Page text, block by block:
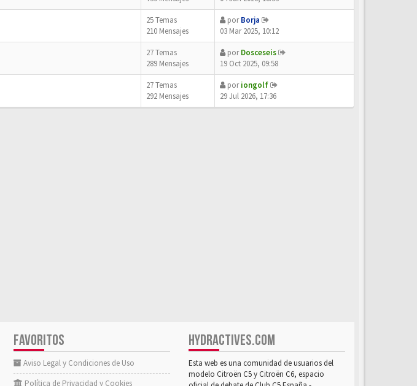
25 Temas
210 Mensajes
porBorja
03 Mar 2025, 10:12
27 Temas
289 Mensajes
porDosceseis
19 Oct 2025, 09:58
27 Temas
292 Mensajes
poriongolf
29 Jul 2026, 17:36
FAVORITOS
Aviso Legal y Condiciones de Uso
Política de Privacidad y Cookies
HYDRACTIVES.COM
Esta web es una comunidad de usuarios del
modelo Citroën C5 y Citroën C6, espacio